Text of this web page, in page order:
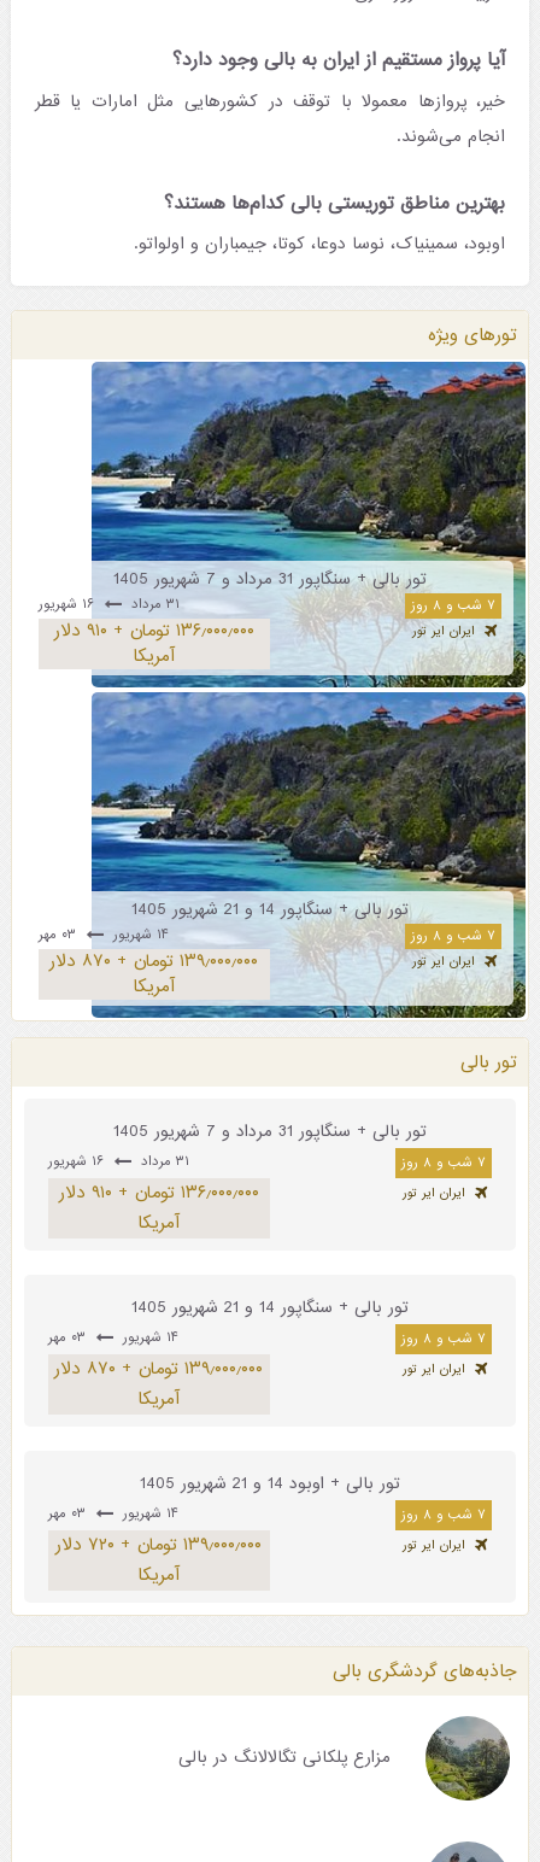
آیا پرواز مستقیم از ایران به بالی وجود دارد؟
خیر، پروازها معمولا با توقف در کشورهایی مثل امارات یا قطر
انجام می‌شوند.
بهترین مناطق توریستی بالی کدام‌ها هستند؟
اوبود، سمینیاک، نوسا دوعا، کوتا، جیمباران و اولواتو.
تورهای ویژه
تور بالی + سنگاپور 31 مرداد و 7 شهریور 1405
۷ شب و ۸ روز ۳۱ مرداد ۱۶ شهریور
ایران ایر تور
۱۳۶٫۰۰۰٫۰۰۰ تومان + ۹۱۰ دلار
آمریکا
تور بالی + سنگاپور 14 و 21 شهریور 1405
۷ شب و ۸ روز ۱۴ شهریور
ایران ایر تور
۱۳۹٫۰۰۰٫۰۰۰ تومان + ۸۷۰ دلار
آمریکا
تور بالی
تور بالی + سنگاپور 31 مرداد و 7 شهریور 1405
۷ شب و ۸ روز ۳۱ مرداد ۱۶ شهریور
ایران ایر تور
۱۳۶٫۰۰۰٫۰۰۰ تومان + ۹۱۰ دلار
آمریکا
تور بالی + سنگاپور 14 و 21 شهریور 1405
۷ شب و ۸ روز ۱۴ شهریور
ایران ایر تور
۱۳۹٫۰۰۰٫۰۰۰ تومان + ۸۷۰ دلار
آمریکا
تور بالی + اوبود 14 و 21 شهریور 1405
۷ شب و ۸ روز ۱۴ شهریور
ایران ایر تور
۱۳۹٫۰۰۰٫۰۰۰ تومان + ۷۲۰ دلار
آمریکا
جاذبه‌های گردشگری بالی
مزارع پلکانی تگالالانگ در بالی